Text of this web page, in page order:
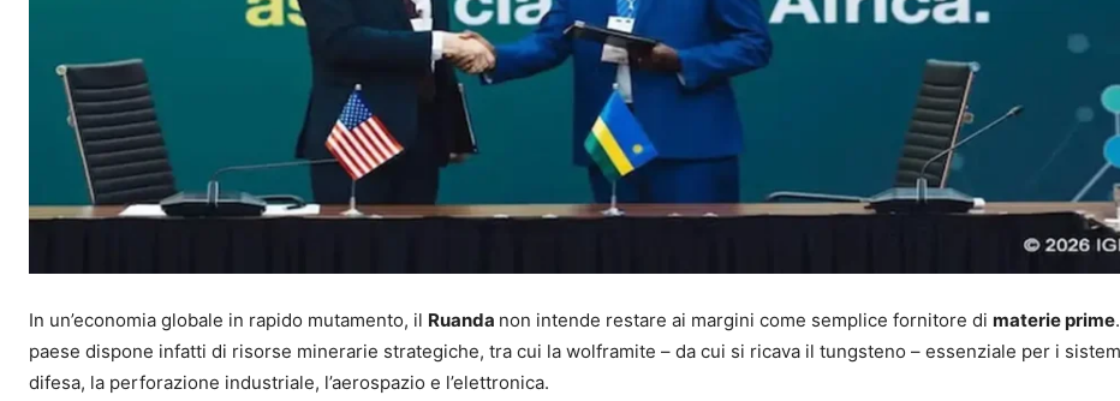
In un’economia globale in rapido mutamento, il Ruanda non intende restare ai margini come semplice fornitore di materie prime
paese dispone infatti di risorse minerarie strategiche, tra cui la wolframite – da cui si ricava il tungsteno – essenziale per i
difesa, la perforazione industriale, l’aerospazio e l’elettronica.